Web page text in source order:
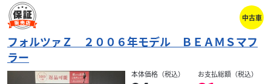
検索条件でおすすめの車両
中古車
フォルツァＺ ２００６年モデル ＢＥＡＭＳマフ
ラー
本体価格（税込） お支払総額（税込）